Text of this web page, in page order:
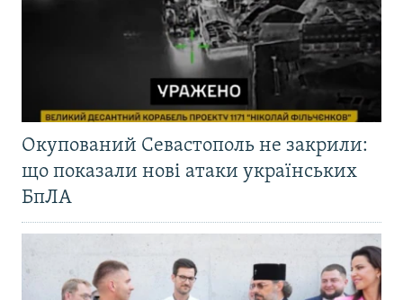
Окупований Севастополь не закрили:
що показали нові атаки українських
БпЛА